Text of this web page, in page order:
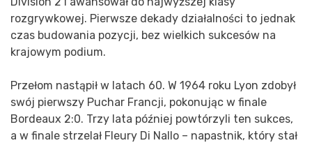
rozgrywkowej. Pierwsze dekady działalności to jednak
czas budowania pozycji, bez wielkich sukcesów na
krajowym podium.
Przełom nastąpił w latach 60. W 1964 roku Lyon zdobył
swój pierwszy Puchar Francji, pokonując w finale
Bordeaux 2:0. Trzy lata później powtórzyli ten sukces,
a w finale strzelał Fleury Di Nallo – napastnik, który stał